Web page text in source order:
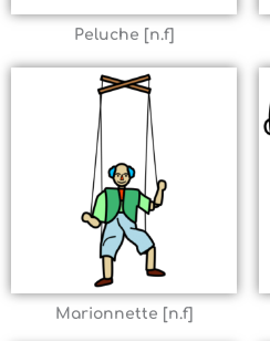
Peluche [n.f]
Marionnette [n.f]